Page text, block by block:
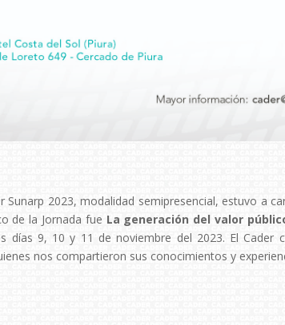
Sunarp 2023, modalidad semipresencial, estuvo a
de la Jornada fue La generación del valor
días 9, 10 y 11 de noviembre del 2023. El
nos compartieron sus conocimientos y